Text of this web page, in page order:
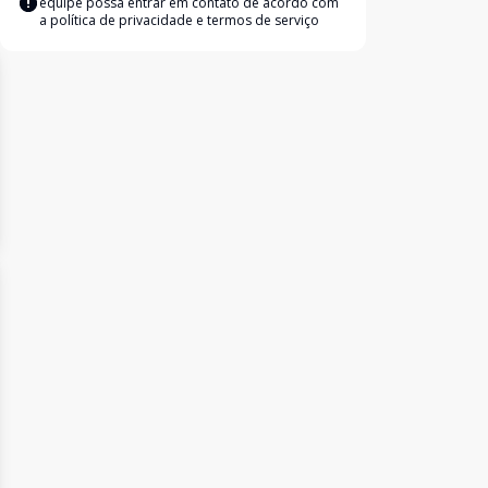
a política de privacidade e termos de serviço